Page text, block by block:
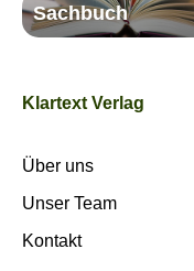
Sachbuch
Klartext Verlag
Über uns
Unser Team
Kontakt